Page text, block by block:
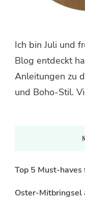
Ich bin Juli und
Blog entdeckt
Anleitungen zu
und Boho-Stil.
Top 5 Must-haves
Oster-